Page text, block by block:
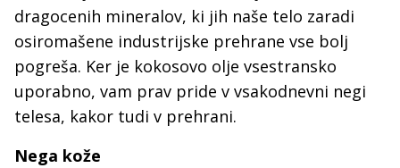
dragocenih mineralov, ki jih naše telo zaradi
osiromašene industrijske prehrane vse bolj
pogreša. Ker je kokosovo olje vsestransko
uporabno, vam prav pride v vsakodnevni negi
telesa, kakor tudi v prehrani.
Nega kože